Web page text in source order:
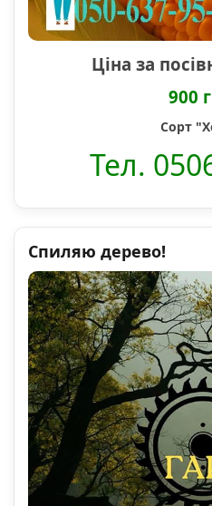
Ціна за
900
Сорт
Тел.
Спиляю дерево!